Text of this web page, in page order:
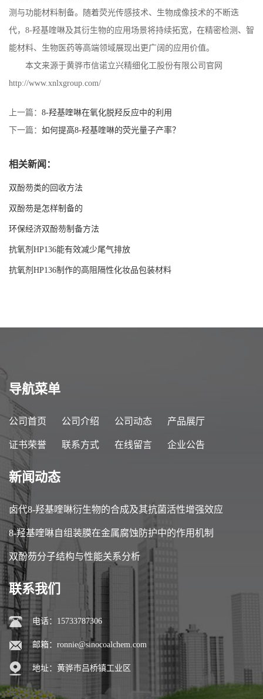
测与功能材料制备。随着荧光传感技术、生物成像技术的不断迭
代， 8-羟基喹啉及其衍生物的应用场景将持续拓宽，在精密检测、智
能材料、生物医药等高端领域展现出更广阔的应用价值。
本文来源于黄骅市信诺立兴精细化工股份有限公司官网
http://www.xnlxgroup.com/
上一篇： 8-羟基喹啉在氧化脱羟反应中的利用
下一篇： 如何提高8-羟基喹啉的荧光量子产率？
相关新闻：
双酚芴类的回收方法
双酚芴是怎样制备的
环保经济双酚芴制备方法
抗氧剂HP136能有效减少尾气排放
抗氧剂HP136制作的高阻隔性化妆品包装材料
导航菜单
公司首页 公司介绍 公司动态 产品展厅
证书荣誉 联系方式 在线留言 企业公告
新闻动态
卤代8-羟基喹啉衍生物的合成及其抗菌活性增强效应
8-羟基喹啉自组装膜在金属腐蚀防护中的作用机制
双酚芴分子结构与性能关系分析
联系我们
电话：15733787306
邮箱： ronnie@sinocoalchem.com
地址：黄骅市吕桥镇工业区